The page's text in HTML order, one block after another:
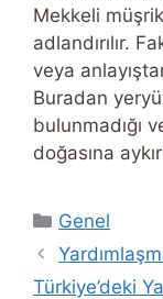
Mekkeli
adlandırılır.
veya
Buradan
bulunmadığı
doğasına
Categories
Genel
Türkiye’deki